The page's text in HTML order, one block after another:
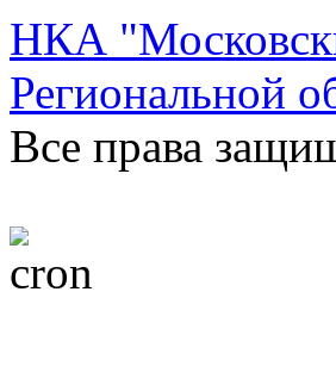
НКА
Региональной
Все права